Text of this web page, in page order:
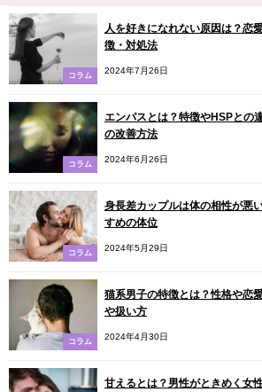
コラム
人を好きになれない原因は？恋
徴・対処法
2024年7月26日
コラム
エンパスとは？特徴やHSPとの
の改善方法
2024年6月26日
コラム
身長差カップルは体の相性が悪
すめの体位
2024年5月29日
コラム
猫系男子の特徴とは？性格や恋
や扱い方
2024年4月30日
甘えるとは？男性がときめく女